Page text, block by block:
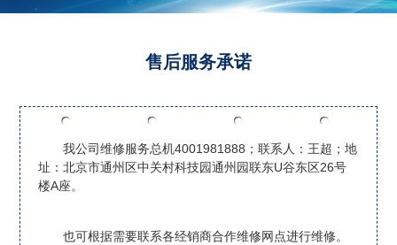
售后服务承诺
我公司维修服务总机4001981888；联系人：王超；地
址：北京市通州区中关村科技园通州园联东U谷东区26号
楼A座。
也可根据需要联系各经销商合作维修网点进行维修。